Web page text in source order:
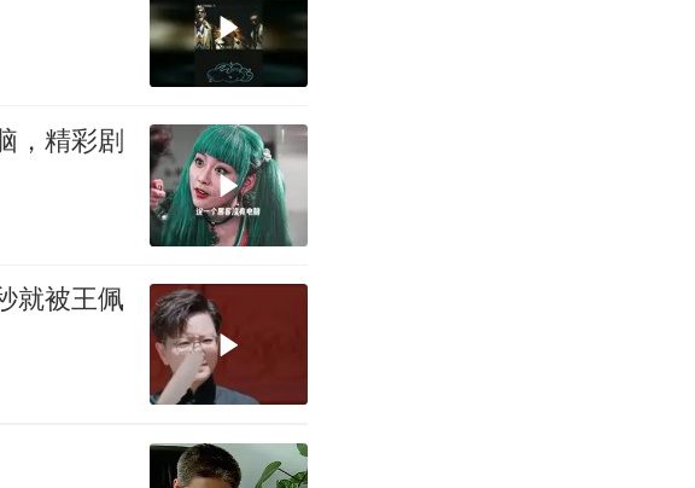
，精彩剧
就被王佩